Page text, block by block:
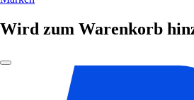
Wird zum Warenkorb